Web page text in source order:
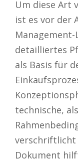
Um diese Art
ist es vor der
detailliertes
als Basis für
technische,
verschriftlicht
Dokument